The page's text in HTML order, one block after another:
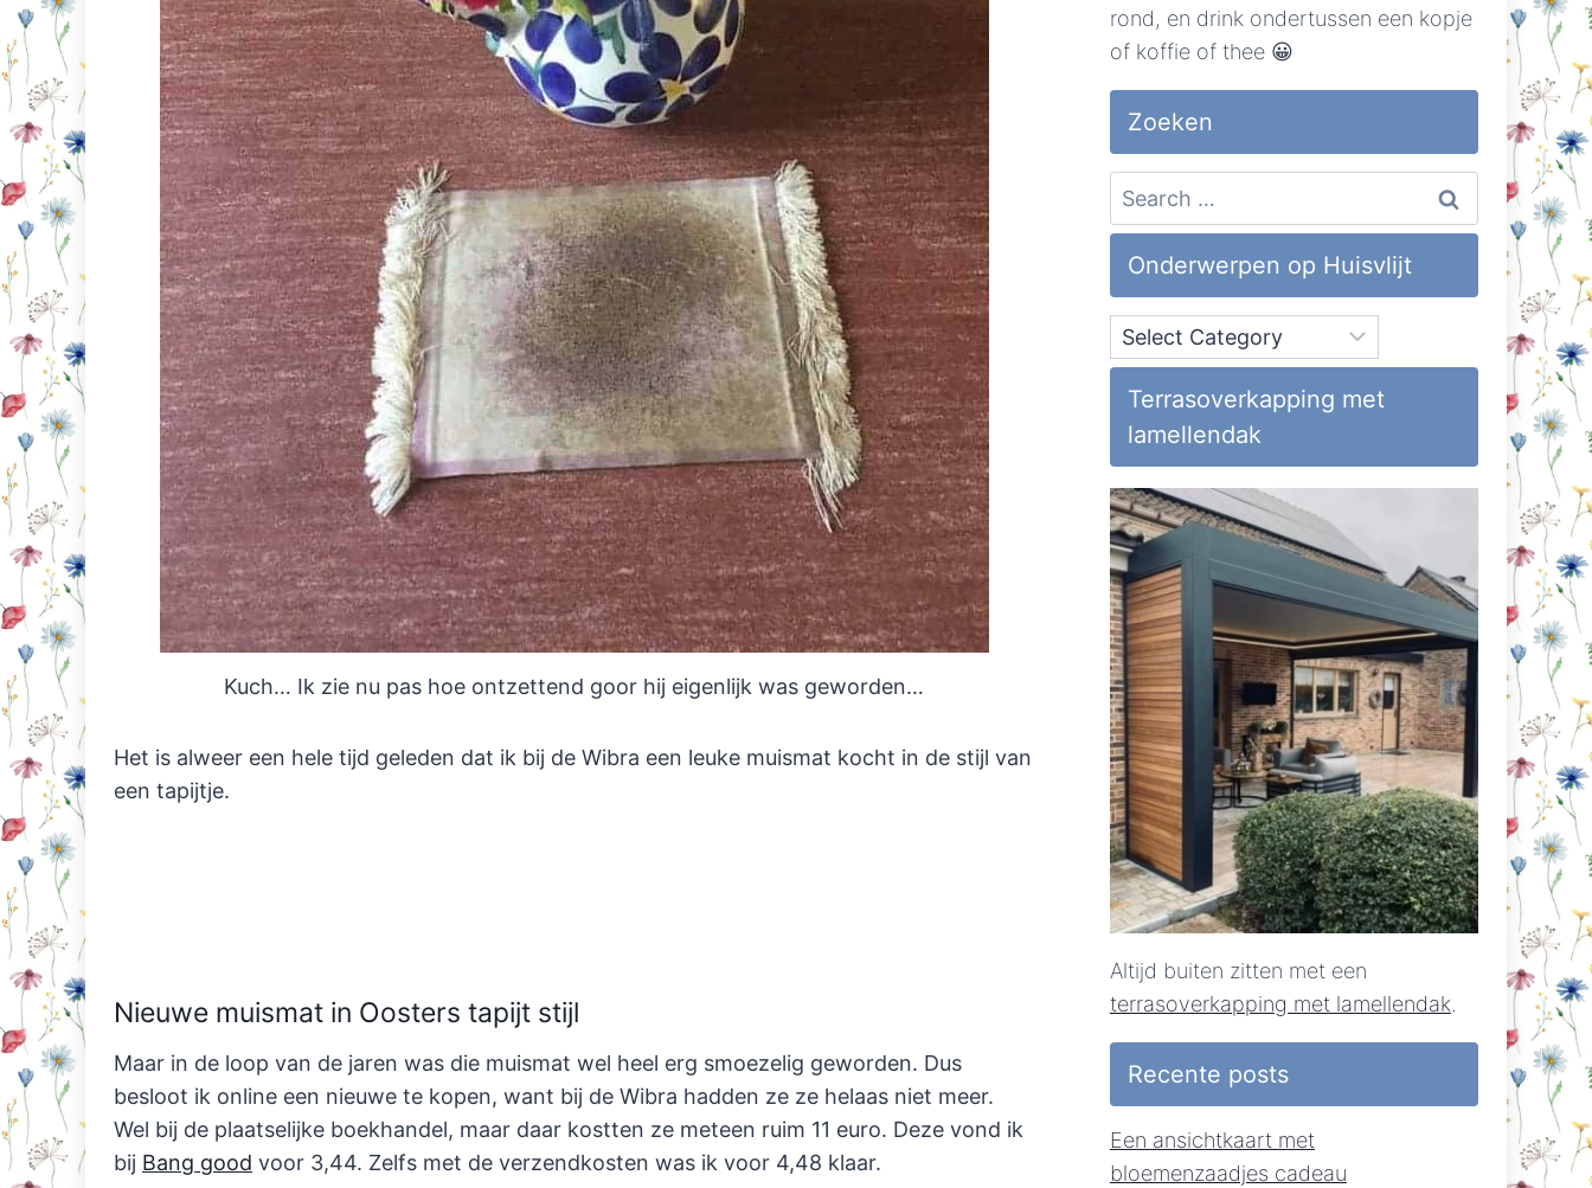
Kuch… Ik zie nu pas hoe ontzettend goor hij eigenlijk was geworden…
Het is alweer een hele tijd geleden dat ik bij de Wibra een leuke muismat kocht in de stijl van
een tapijtje.
Nieuwe muismat in Oosters tapijt stijl
Maar in de loop van de jaren was die muismat wel heel erg smoezelig geworden. Dus
besloot ik online een nieuwe te kopen, want bij de Wibra hadden ze ze helaas niet meer.
Wel bij de plaatselijke boekhandel, maar daar kostten ze meteen ruim 11 euro. Deze vond ik
bij Bang good voor 3,44. Zelfs met de verzendkosten was ik voor 4,48 klaar.
rond, en drink ondertussen een kopje
of koffie of thee 😀
Zoeken
Search
for:
Onderwerpen op Huisvlijt
Onderwerpen
op
Huisvlijt
Terrasoverkapping met
lamellendak
Altijd buiten zitten met een
terrasoverkapping met lamellendak.
Recente posts
Een ansichtkaart met
bloemenzaadjes cadeau